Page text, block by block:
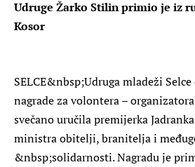
Udruge Žarko Stilin primio je iz
Kosor
SELCE&nbsp;Udruga mladeži
nagrade za volontera –
svečano uručila premijerka
ministra obitelji, branitelja i
&nbsp;solidarnosti. Nagradu je